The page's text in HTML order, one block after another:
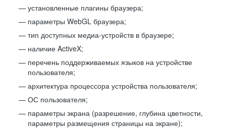
установленные плагины браузера;
параметры WebGL браузера;
тип доступных медиа-устройств в браузере;
наличие ActiveX;
перечень поддерживаемых языков на устройстве
пользователя;
архитектура процессора устройства пользователя;
ОС пользователя;
параметры экрана (разрешение, глубина цветности,
параметры размещения страницы на экране);